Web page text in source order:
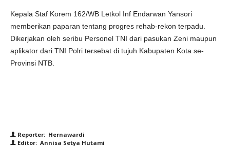
Kepala Staf Korem 162/WB Letkol Inf Endarwan Yansori
memberikan paparan tentang progres rehab-rekon terpadu.
Dikerjakan oleh seribu Personel TNI dari pasukan Zeni maupun
aplikator dari TNI Polri tersebat di tujuh Kabupaten Kota se-
Provinsi NTB.
Reporter: Hernawardi
Editor: Annisa Setya Hutami